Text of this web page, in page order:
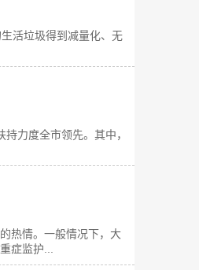
活垃圾得到减量化、无
力度全市领先。其中，
热情。一般情况下，大
症监护...